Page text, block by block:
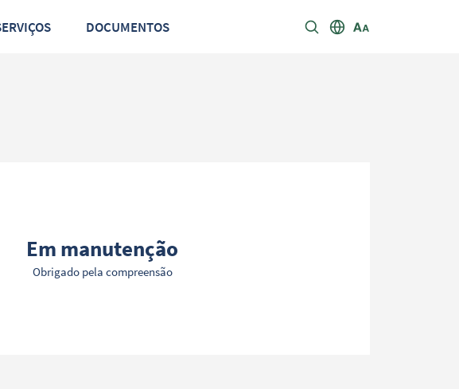
SERVIÇOS DOCUMENTOS
Em manutenção
Obrigado pela compreensão